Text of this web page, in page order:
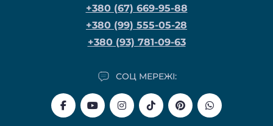
+380 (67) 669-95-88
+380 (99) 555-05-28
+380 (93) 781-09-63
СОЦ МЕРЕЖІ: